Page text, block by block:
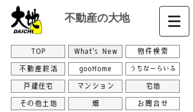
不動産の大地
TOP What's New 物件検索
不動産終活 gooHome うちなーらいふ
戸建住宅 マンション 宅地
その他土地 畑 お問合せ